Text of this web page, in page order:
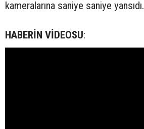
kameralarına saniye saniye yansıdı.
HABERİN VİDEOSU: